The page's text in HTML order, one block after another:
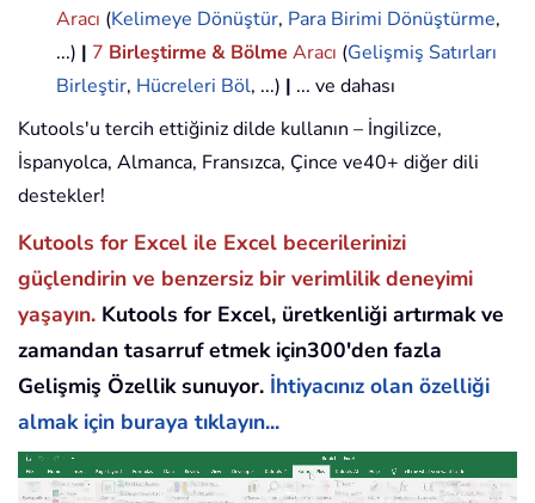
Aracı (Kelimeye Dönüştür, Para Birimi Dönüştürme,
...) | 7 Birleştirme & Bölme Aracı (Gelişmiş Satırları
Birleştir, Hücreleri Böl, ...) | ... ve dahası
Kutools'u tercih ettiğiniz dilde kullanın – İngilizce,
İspanyolca, Almanca, Fransızca, Çince ve40+ diğer dili
destekler!
Kutools for Excel ile Excel becerilerinizi
güçlendirin ve benzersiz bir verimlilik deneyimi
yaşayın. Kutools for Excel, üretkenliği artırmak ve
zamandan tasarruf etmek için300'den fazla
Gelişmiş Özellik sunuyor. İhtiyacınız olan özelliği
almak için buraya tıklayın...